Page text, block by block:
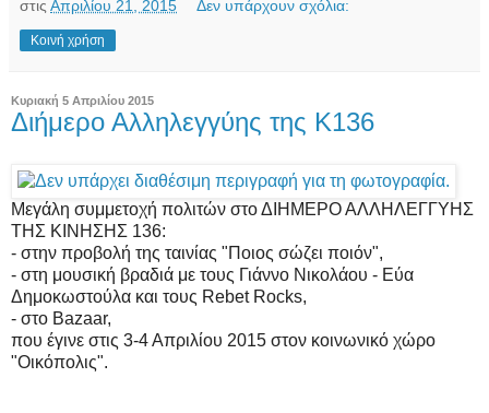
στις Απριλίου 21, 2015 Δεν υπάρχουν σχόλια:
Κοινή χρήση
Κυριακή 5 Απριλίου 2015
Διήμερο Αλληλεγγύης της Κ136
Μεγάλη συμμετοχή πολιτών στο ΔΙΗΜΕΡΟ ΑΛΛΗΛΕΓΓΥΗΣ
ΤΗΣ ΚΙΝΗΣΗΣ 136:
- στην προβολή της ταινίας "Ποιος σώζει ποιόν",
- στη μουσική βραδιά με τους Γιάννο Νικολάου - Εύα
Δημοκωστούλα και τους Rebet Rocks,
- στο Bazaar,
που έγινε στις 3-4 Απριλίου 2015 στον κοινωνικό χώρο
"Οικόπολις".